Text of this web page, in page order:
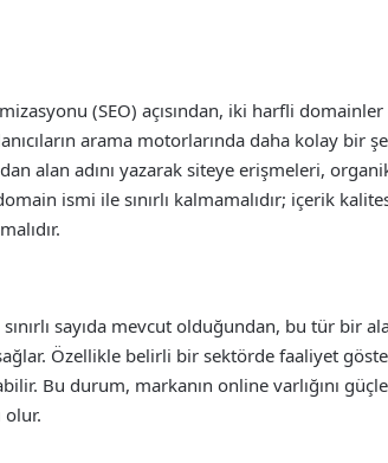
(SEO) açısından, iki harfli domainler
arama motorlarında daha kolay bir
alan adını yazarak siteye erişmeleri,
ismi ile sınırlı kalmamalıdır; içerik
sayıda mevcut olduğundan, bu tür bir
Özellikle belirli bir sektörde faaliyet
Bu durum, markanın online varlığını
olur.